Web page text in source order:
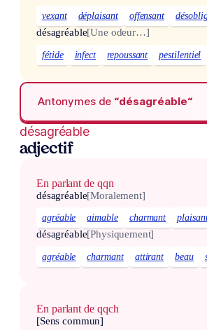
vexant déplaisant offensant
désagréable[Une odeur…]
fétide infect repoussant pestilentiel
Antonymes de “désagréable“
désagréable
adjectif
En parlant de qqn
désagréable[Moralement]
agréable aimable charmant
désagréable[Physiquement]
agréable charmant attirant beau
En parlant de qqch
[Sens commun]